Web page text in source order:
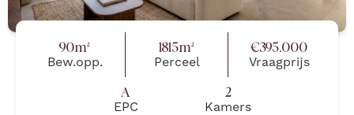
90m²
Bew.opp.
1815m²
Perceel
€395.000
Vraagprijs
A
EPC
2
Kamers